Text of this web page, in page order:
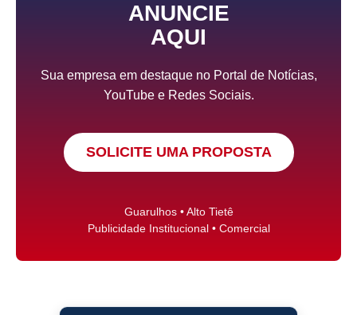
ANUNCIE
AQUI
Sua empresa em destaque no Portal de Notícias,
YouTube e Redes Sociais.
SOLICITE UMA PROPOSTA
Guarulhos • Alto Tietê
Publicidade Institucional • Comercial